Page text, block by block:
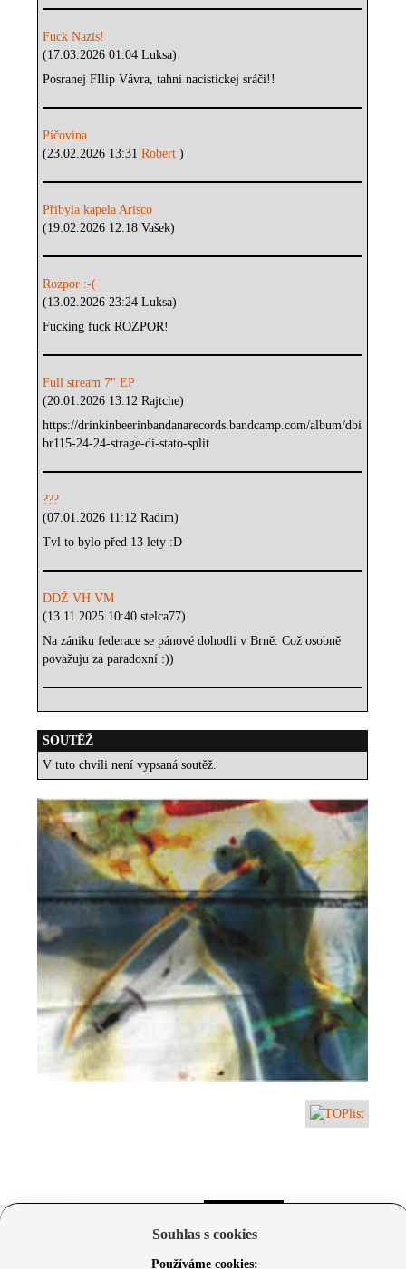
Fuck Nazis!
(17.03.2026 01:04 Luksa)
Posranej FIlip Vávra, tahni nacistickej sráči!!
Píčovina
(23.02.2026 13:31Robert)
Přibyla kapela Arisco
(19.02.2026 12:18 Vašek)
Rozpor :-(
(13.02.2026 23:24 Luksa)
Fucking fuck ROZPOR!
Full stream 7" EP
(20.01.2026 13:12 Rajtche)
https://drinkinbeerinbandanarecords.bandcamp.com/album/dbi
br115-24-24-strage-di-stato-split
???
(07.01.2026 11:12 Radim)
Tvl to bylo před 13 lety :D
DDŽ VH VM
(13.11.2025 10:40 stelca77)
Na zániku federace se pánové dohodli v Brně. Což osobně
považuju za paradoxní :))
SOUTĚŽ
V tuto chvíli není vypsaná soutěž.
Souhlas s cookies
Používáme cookies: